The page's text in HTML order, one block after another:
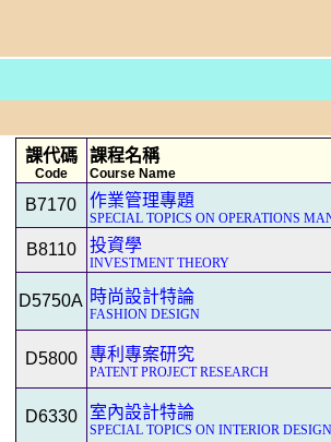
課代碼
Code
課程名稱
Course Name
B7170 作業管理專題
SPECIAL TOPICS ON OPERATIONS
B8110 投資學
INVESTMENT THEORY
D5750A 時尚設計特論
FASHION DESIGN
D5800 專利專案研究
PATENT PROJECT RESEARCH
D6330 室內設計特論
SPECIAL TOPICS ON INTERIOR DESIGN